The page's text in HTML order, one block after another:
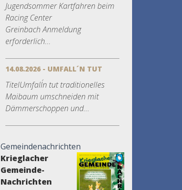
Jugendsommer Kartfahren beim
Racing Center
Greinbach Anmeldung
erforderlich...
14.08.2026 - UMFALL´N TUT
TitelUmfall´n tut traditionelles
Maibaum umschneiden mit
Dämmerschoppen und...
Gemeindenachrichten
Krieglacher
Gemeinde-
Nachrichten